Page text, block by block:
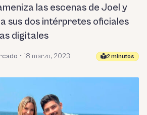
las escenas de Joel y
sus dos intérpretes oficiales
digitales
• 18 marzo, 2023 2 minutos